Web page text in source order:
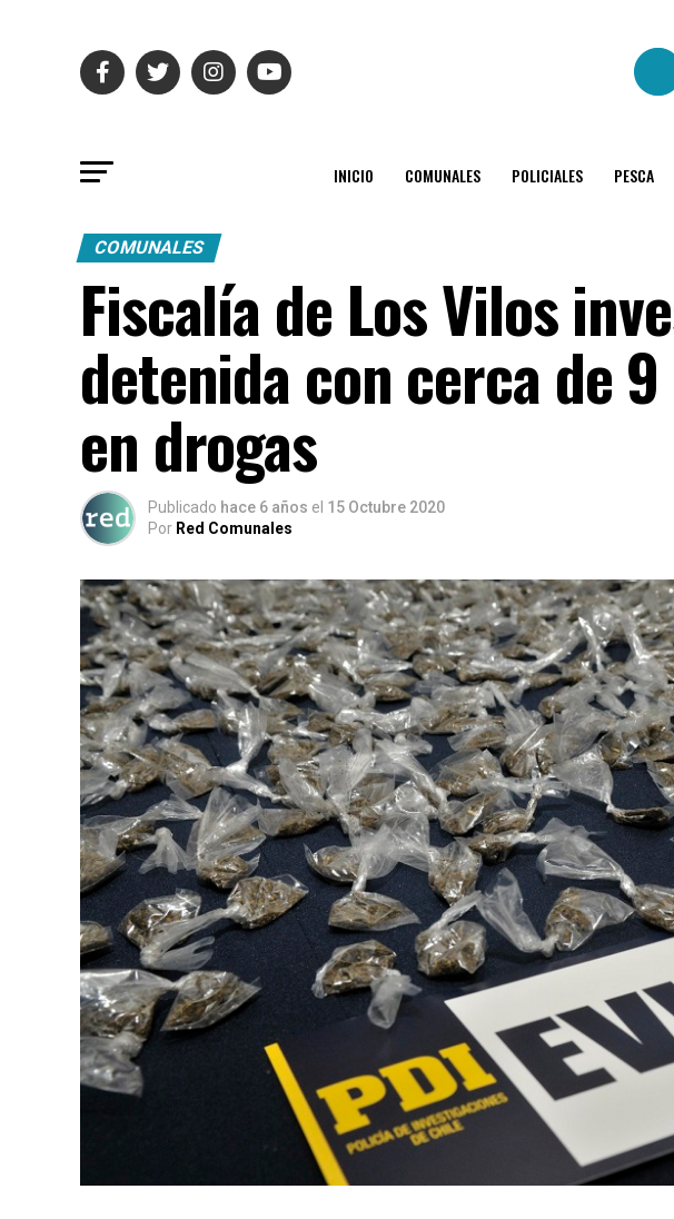
INICIO COMUNALES POLICIALES PESCA
COMUNALES
Fiscalía de Los Vilos
detenida con cerca de
en drogas
Publicado hace 6 años el 15 Octubre 2020
Por Red Comunales